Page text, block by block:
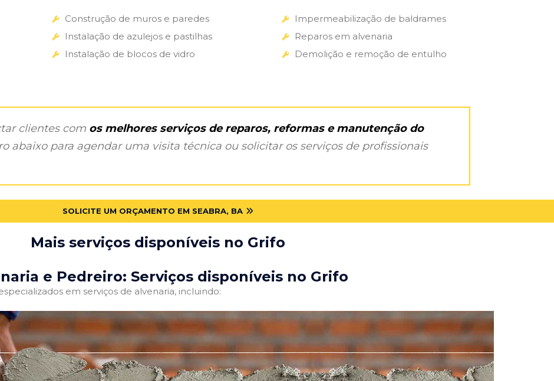
Construção de muros e paredes
Instalação de azulejos e pastilhas
Instalação de blocos de vidro
Impermeabilização de baldrames
Reparos em alvenaria
Demolição e remoção de entulho
clientes com os melhores serviços de reparos, reformas e manutenção do
abaixo para agendar uma visita técnica ou solicitar os serviços de profissionais
SOLICITE UM ORÇAMENTO EM SEABRA, BA
Mais serviços disponíveis no Grifo
e Pedreiro: Serviços disponíveis no Grifo
em serviços de alvenaria, incluindo: